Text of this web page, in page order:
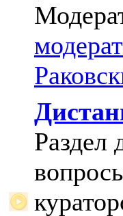
Раздел